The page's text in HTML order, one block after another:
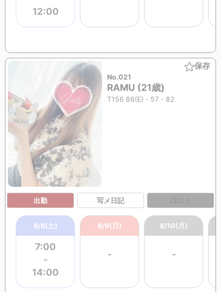
12:00
保存
No.021
RAMU (21歳)
T156 86(E)・57・82
出勤 写メ日記
8/8(土)
7:00
-
14:00
8/9(日)
-
8/10(月)
-